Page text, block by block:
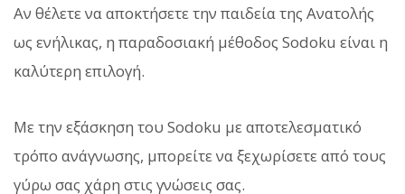
Αν θέλετε να αποκτήσετε την παιδεία της Ανατολής
ως ενήλικας, η παραδοσιακή μέθοδος Sodoku είναι η
καλύτερη επιλογή.
Με την εξάσκηση του Sodoku με αποτελεσματικό
τρόπο ανάγνωσης, μπορείτε να ξεχωρίσετε από τους
γύρω σας χάρη στις γνώσεις σας.